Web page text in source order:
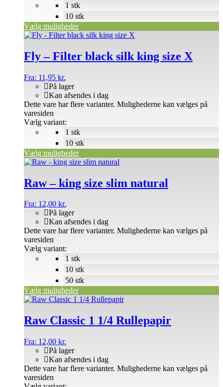
Vælg muligheder
1 stk
10 stk
Fly – Filter black silk king size X
Fra: 11,95 kr.
På lager
Kan afsendes i dag
Vælg variant:
Vælg muligheder
Dette vare har flere varianter. Mulighederne kan vælges på
varesiden
1 stk
10 stk
Raw – king size slim natural
Fra: 12,00 kr.
På lager
Kan afsendes i dag
Vælg variant:
Vælg muligheder
Dette vare har flere varianter. Mulighederne kan vælges på
varesiden
1 stk
10 stk
50 stk
Raw Classic 1 1/4 Rullepapir
Fra: 12,00 kr.
På lager
Kan afsendes i dag
Dette vare har flere varianter. Mulighederne kan vælges på
varesiden